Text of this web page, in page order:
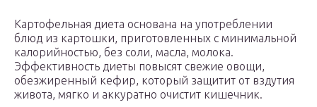
Картофельная диета основана на употреблении
блюд из картошки, приготовленных с минимальной
калорийностью, без соли, масла, молока.
Эффективность диеты повысят свежие овощи,
обезжиренный кефир, который защитит от вздутия
живота, мягко и аккуратно очистит кишечник.